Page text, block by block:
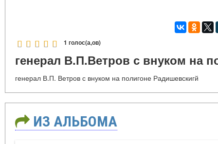
1 голос(а,ов)
генерал В.П.Ветров с внуком на
генерал В.П. Ветров с внуком на полигоне Радишевскигй
ИЗ АЛЬБОМА